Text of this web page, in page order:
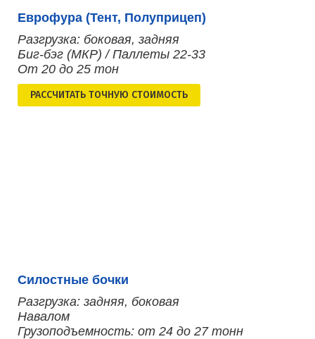
Еврофура (Тент, Полуприцеп)
Разгрузка: боковая, задняя
Биг-бэг (МКР) / Паллеты 22-33
От 20 до 25 тон
РАСCЧИТАТЬ ТОЧНУЮ СТОИМОСТЬ
Силостные бочки
Разгрузка: задняя, боковая
Навалом
Грузоподъемность: от 24 до 27 тонн